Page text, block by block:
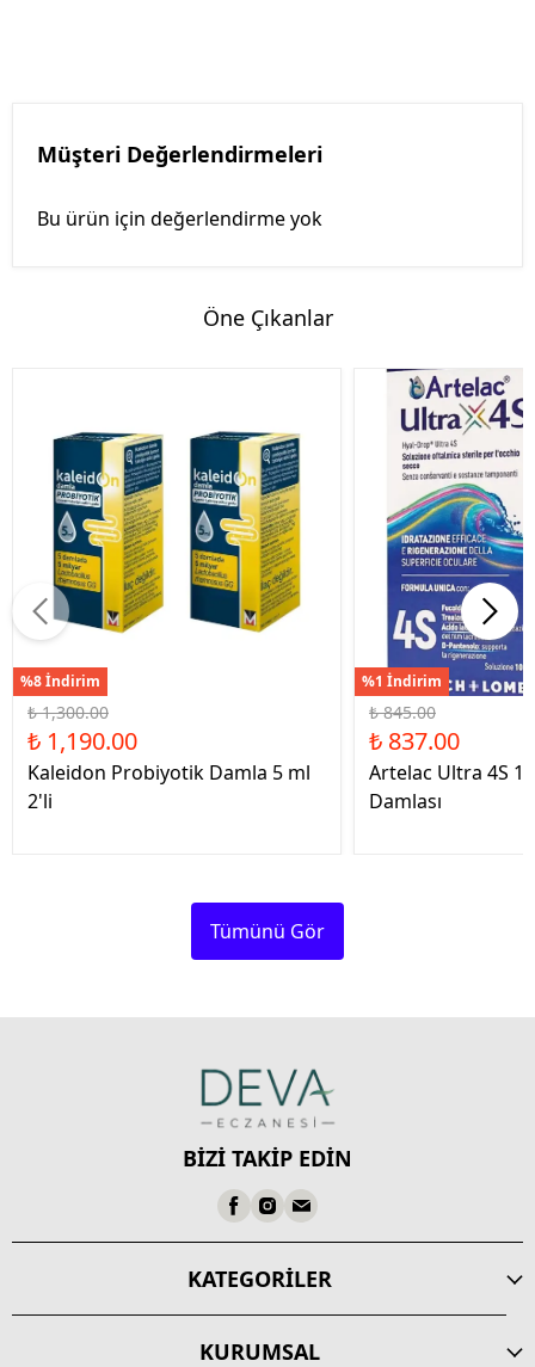
Müşteri Değerlendirmeleri
Bu ürün için değerlendirme yok
Öne Çıkanlar
%8 İndirim
₺ 1,300.00
₺ 1,190.00
Kaleidon Probiyotik Damla 5 ml
2'li
%1 İndirim
₺ 845.00
₺ 837.00
Artelac Ultra 4S
Damlası
Tümünü Gör
BİZİ TAKİP EDİN
KATEGORİLER
KURUMSAL